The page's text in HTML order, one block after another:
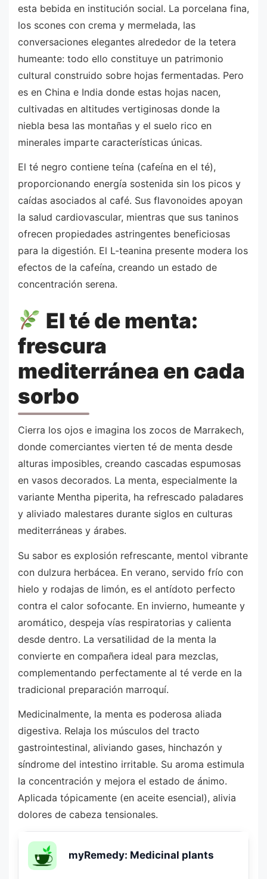
esta bebida en institución social. La porcelana fina,
los scones con crema y mermelada, las
conversaciones elegantes alrededor de la tetera
humeante: todo ello constituye un patrimonio
cultural construido sobre hojas fermentadas. Pero
es en China e India donde estas hojas nacen,
cultivadas en altitudes vertiginosas donde la
niebla besa las montañas y el suelo rico en
minerales imparte características únicas.
El té negro contiene teína (cafeína en el té),
proporcionando energía sostenida sin los picos y
caídas asociados al café. Sus flavonoides apoyan
la salud cardiovascular, mientras que sus taninos
ofrecen propiedades astringentes beneficiosas
para la digestión. El L-teanina presente modera los
efectos de la cafeína, creando un estado de
concentración serena.
El té de menta:
frescura
mediterránea en cada
sorbo
Cierra los ojos e imagina los zocos de Marrakech,
donde comerciantes vierten té de menta desde
alturas imposibles, creando cascadas espumosas
en vasos decorados. La menta, especialmente la
variante Mentha piperita, ha refrescado paladares
y aliviado malestares durante siglos en culturas
mediterráneas y árabes.
Su sabor es explosión refrescante, mentol vibrante
con dulzura herbácea. En verano, servido frío con
hielo y rodajas de limón, es el antídoto perfecto
contra el calor sofocante. En invierno, humeante y
aromático, despeja vías respiratorias y calienta
desde dentro. La versatilidad de la menta la
convierte en compañera ideal para mezclas,
complementando perfectamente al té verde en la
tradicional preparación marroquí.
Medicinalmente, la menta es poderosa aliada
digestiva. Relaja los músculos del tracto
gastrointestinal, aliviando gases, hinchazón y
síndrome del intestino irritable. Su aroma estimula
la concentración y mejora el estado de ánimo.
Aplicada tópicamente (en aceite esencial), alivia
dolores de cabeza tensionales.
myRemedy: Medicinal plants